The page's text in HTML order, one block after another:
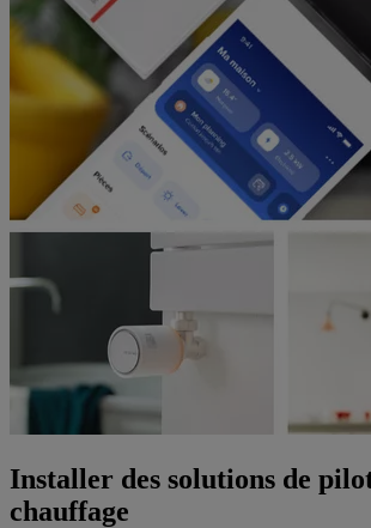
Installer des solutions de
chauffage